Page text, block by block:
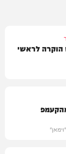
הוקרה לראשי